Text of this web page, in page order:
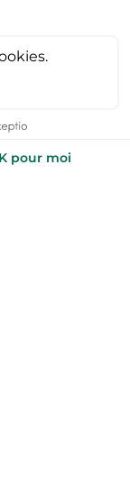
?
une
un séjour
Fort-Philippe,
optez